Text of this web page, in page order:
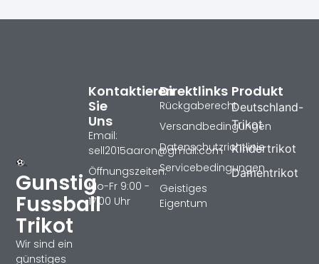
Gunstig
Fussball
Trikot
Wir sind ein
günstiges
Produkt
Deutschland-
Trikot
Kindertrikot
Damentrikot
Direktlinks
Rückgaberecht
Versandbedingungen
Datenschutzrichtlinie
Servicebedingungen
Geistiges
Eigentum
Kontaktieren
Sie
Uns
Email:
sell2015aaron@gmail.com
Öffnungszeiten:
Mo-Fr 9:00 -
17:00 Uhr